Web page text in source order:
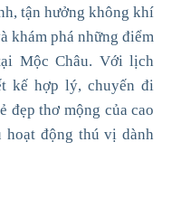
tận hưởng không khí
khám phá những điểm
Mộc Châu. Với lịch
kế hợp lý, chuyến đi
đẹp thơ mộng của cao
hoạt động thú vị dành